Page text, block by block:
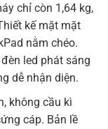
chỉ còn 1,64 kg,
kế mặt mặt
nằm chéo.
led phát sáng
dễ nhận diện.
không cầu kì
cáp. Bản lề